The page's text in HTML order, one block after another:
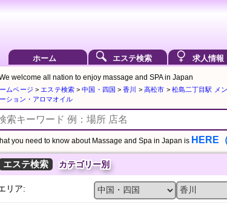
ホーム エステ検索 求人情報
welcome all nation to enjoy massage and SPA in Japan
ムページ > エステ検索>中国・四国 >香川 > 高松市 > 松島二丁目駅 メ
ション・アロマオイル
you need to know about Massage and Spa in Japan is HERE
エステ検索 カテゴリー別
リア: